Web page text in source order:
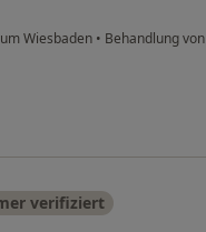
Wiesbaden • Behandlung von
verifiziert